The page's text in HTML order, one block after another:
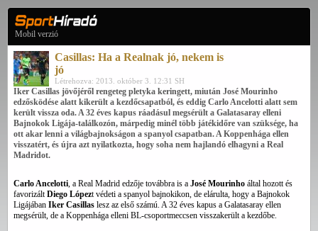
Mobil verzió
Casillas: Ha a Realnak jó, nekem is
jó
Létrehozva: 2013. október 3. 12:31 SH
Iker Casillas jövőjéről rengeteg pletyka keringett, miután José Mourinho
edzősködése alatt kikerült a kezdőcsapatból, és eddig Carlo Ancelotti alatt sem
került vissza oda. A 32 éves kapus ráadásul megsérült a Galatasaray elleni
Bajnokok Ligája-találkozón, márpedig minél több játékidőre van szüksége, ha
ott akar lenni a világbajnokságon a spanyol csapatban. A Koppenhága ellen
visszatért, és újra azt nyilatkozta, hogy soha nem hajlandó elhagyni a Real
Madridot.
Carlo Ancelotti, a Real Madrid edzője továbbra is a José Mourinho által hozott és
favorizáltDiego Lópezt védeti a spanyol bajnokikon, de elárulta, hogy a Bajnokok
Ligájában Iker Casillas lesz az első számú. A 32 éves kapus a Galatasaray ellen
megsérült, de a Koppenhága elleni BL-csoportmeccsen visszakerült a kezdőbe.